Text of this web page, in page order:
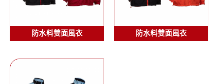
防水料雙面風衣 防水料雙面風衣